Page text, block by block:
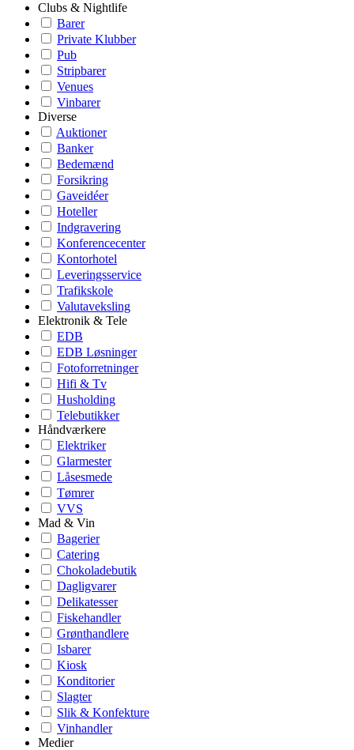
Clubs & Nightlife
Barer
Private Klubber
Pub
Stripbarer
Venues
Vinbarer
Diverse
Auktioner
Banker
Bedemænd
Forsikring
Gaveidéer
Hoteller
Indgravering
Konferencecenter
Kontorhotel
Leveringsservice
Trafikskole
Valutaveksling
Elektronik & Tele
EDB
EDB Løsninger
Fotoforretninger
Hifi & Tv
Husholding
Telebutikker
Håndværkere
Elektriker
Glarmester
Låsesmede
Tømrer
VVS
Mad & Vin
Bagerier
Catering
Chokoladebutik
Dagligvarer
Delikatesser
Fiskehandler
Grønthandlere
Isbarer
Kiosk
Konditorier
Slagter
Slik & Konfekture
Vinhandler
Medier